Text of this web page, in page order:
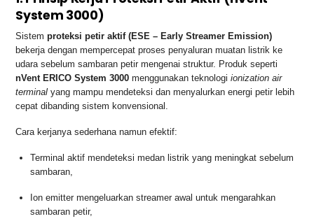
System 3000)
Sistemproteksi petir aktif (ESE – Early Streamer Emission)
bekerja dengan mempercepat proses penyaluran muatan listrik ke
udara sebelum sambaran petir mengenai struktur. Produk seperti
nVent ERICO System 3000 menggunakan teknologiionization air
terminal yang mampu mendeteksi dan menyalurkan energi petir lebih
cepat dibanding sistem konvensional.
Cara kerjanya sederhana namun efektif:
Terminal aktif mendeteksi medan listrik yang meningkat sebelum
sambaran,
Ion emitter mengeluarkan streamer awal untuk mengarahkan
sambaran petir,